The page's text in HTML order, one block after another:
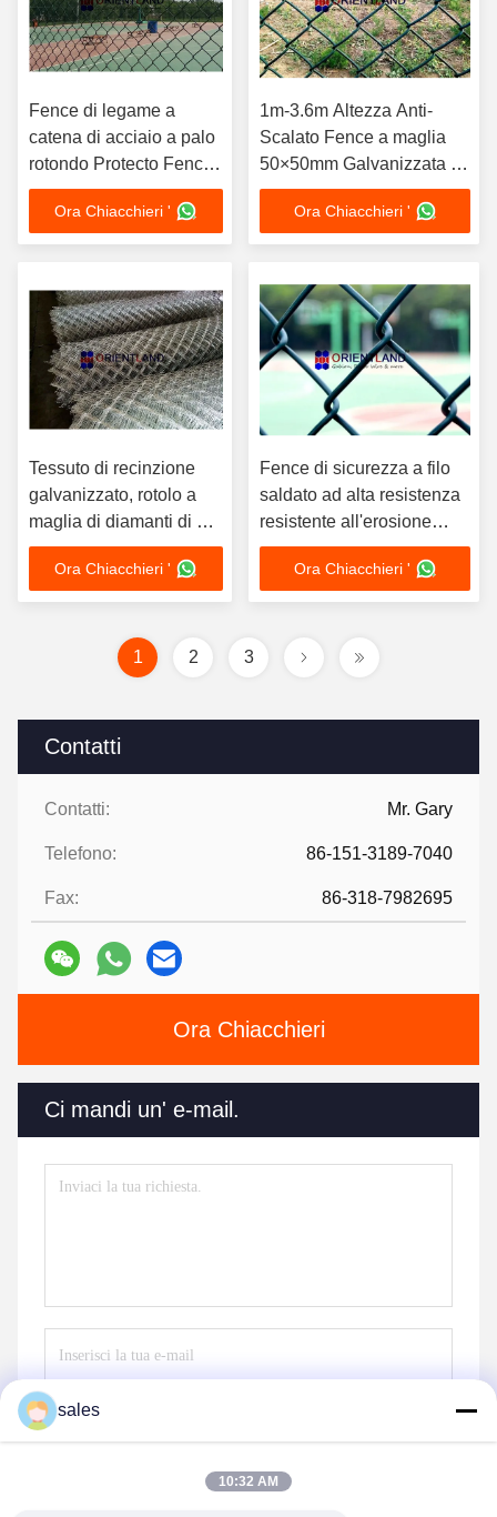
Contatti
Contatti: Mr. Gary
Telefono: 86-151-3189-7040
Fax: 86-318-7982695
Ora Chiacchieri
Ci mandi un' e-mail.
Invia
Fence di legame a
catena di acciaio a palo
rotondo Protecto Fence
lunghezza
personalizzata
Ora Chiacchieri '
1m-3.6m Altezza Anti-
Scalato Fence a maglia
50×50mm Galvanizzata a
caldo
Ora Chiacchieri '
Tessuto di recinzione
galvanizzato, rotolo a
maglia di diamanti di 3,0
mm di diametro
Ora Chiacchieri '
Fence di sicurezza a filo
saldato ad alta resistenza
resistente all'erosione
OEM disponibile
Ora Chiacchieri '
1 2 3
sales
10:32 AM